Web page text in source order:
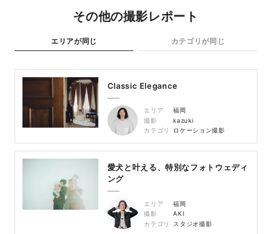
その他の撮影レポート
エリアが同じ カテゴリが同じ
Classic Elegance
エリア
福岡
撮影
kazuki
カテゴリ
ロケーション撮影
愛犬と叶える、特別なフォトウェディ
ング
エリア
福岡
撮影
AKI
カテゴリ
スタジオ撮影